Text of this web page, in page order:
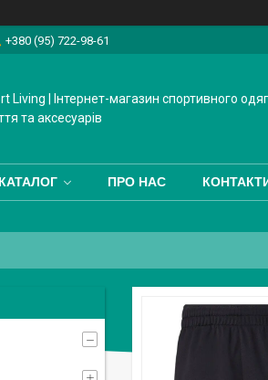
+380 (95) 722-98-61
Living | Інтернет-магазин спортивного
та аксесуарів
КАТАЛОГ ПРО НАС